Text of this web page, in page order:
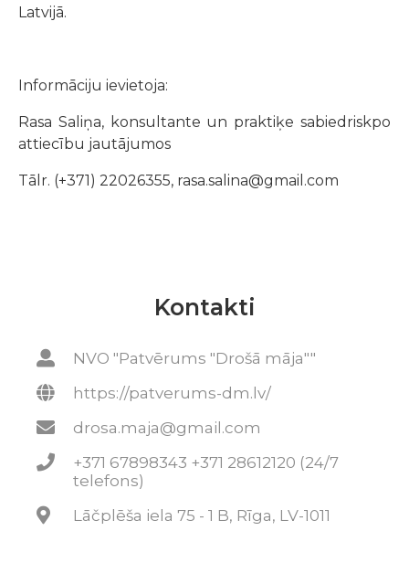
Latvijā.
Informāciju ievietoja:
Rasa Saliņa, konsultante un praktiķe sabiedriskpo
attiecību jautājumos
Tālr. (+371) 22026355, rasa.salina@gmail.com
Kontakti
NVO "Patvērums "Drošā māja""
https://patverums-dm.lv/
drosa.maja@gmail.com
+371 67898343 +371 28612120 (24/7
telefons)
Lāčplēša iela 75 - 1 B, Rīga, LV-1011